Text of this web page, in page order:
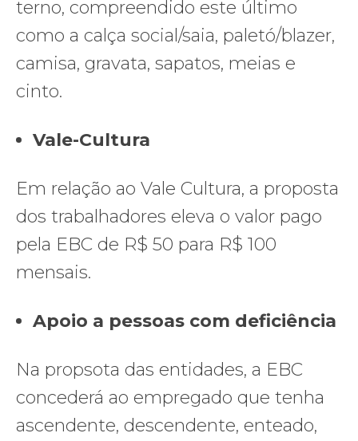
terno, compreendido este último
como a calça social/saia, paletó/blazer,
camisa, gravata, sapatos, meias e
cinto.
Vale-Cultura
Em relação ao Vale Cultura, a proposta
dos trabalhadores eleva o valor pago
pela EBC de R$ 50 para R$ 100
mensais.
Apoio a pessoas com deficiência
Na propsota das entidades, a EBC
concederá ao empregado que tenha
ascendente, descendente, enteado,